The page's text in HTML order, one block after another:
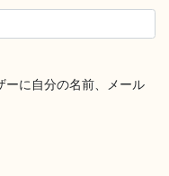
ーに自分の名前、メール